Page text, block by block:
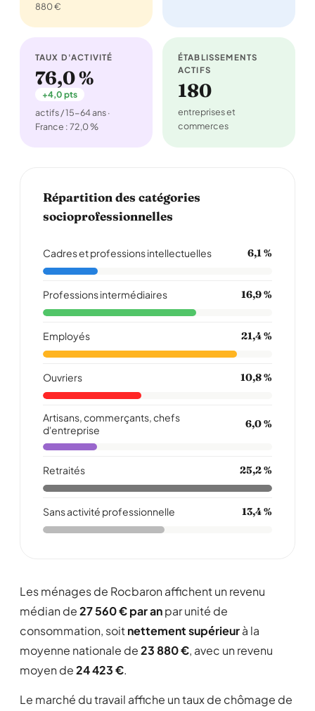
880 €
TAUX D'ACTIVITÉ
76,0 %
+4,0 pts
actifs / 15-64 ans ·
France : 72,0 %
ÉTABLISSEMENTS
ACTIFS
180
entreprises et
commerces
Répartition des catégories
socioprofessionnelles
Cadres et professions intellectuelles 6,1 %
Professions intermédiaires 16,9 %
Employés 21,4 %
Ouvriers 10,8 %
Artisans, commerçants, chefs
d'entreprise
6,0 %
Retraités 25,2 %
Sans activité professionnelle 13,4 %
Les ménages de Rocbaron affichent un revenu
médian de27 560 € par anpar unité de
consommation, soitnettement supérieurà la
moyenne nationale de23 880 €, avec un revenu
moyen de24 423 €.
Le marché du travail affiche un taux de chômage de